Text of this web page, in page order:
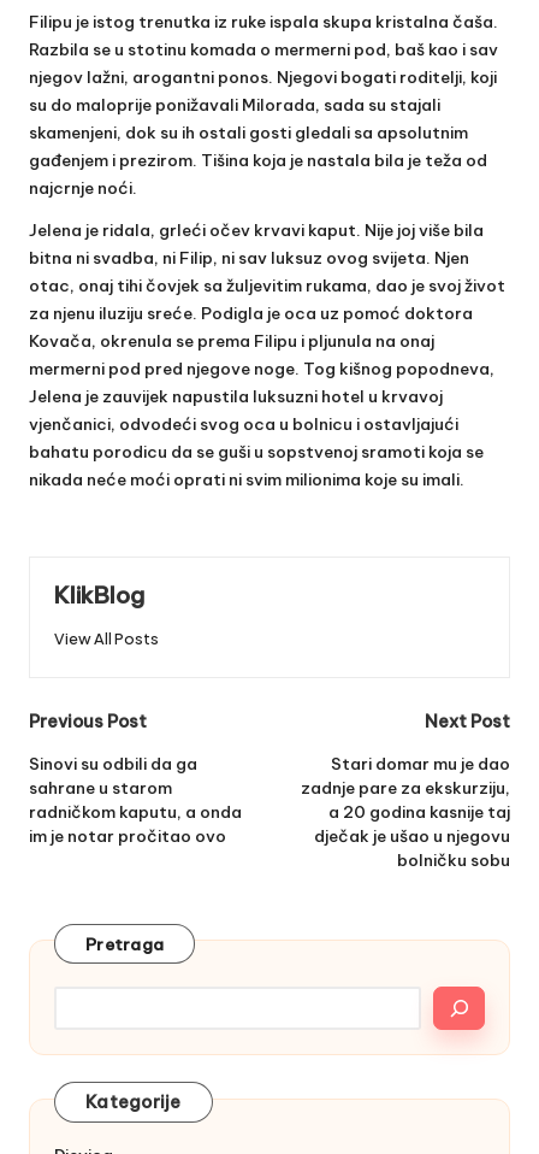
Filipu je istog trenutka iz ruke ispala skupa kristalna čaša.
Razbila se u stotinu komada o mermerni pod, baš kao i sav
njegov lažni, arogantni ponos. Njegovi bogati roditelji, koji
su do maloprije ponižavali Milorada, sada su stajali
skamenjeni, dok su ih ostali gosti gledali sa apsolutnim
gađenjem i prezirom. Tišina koja je nastala bila je teža od
najcrnje noći.
Jelena je ridala, grleći očev krvavi kaput. Nije joj više bila
bitna ni svadba, ni Filip, ni sav luksuz ovog svijeta. Njen
otac, onaj tihi čovjek sa žuljevitim rukama, dao je svoj život
za njenu iluziju sreće. Podigla je oca uz pomoć doktora
Kovača, okrenula se prema Filipu i pljunula na onaj
mermerni pod pred njegove noge. Tog kišnog popodneva,
Jelena je zauvijek napustila luksuzni hotel u krvavoj
vjenčanici, odvodeći svog oca u bolnicu i ostavljajući
bahatu porodicu da se guši u sopstvenoj sramoti koja se
nikada neće moći oprati ni svim milionima koje su imali.
KlikBlog
View All Posts
Post
navigation
Previous Post
Sinovi su odbili da ga
sahrane u starom
radničkom kaputu, a onda
im je notar pročitao ovo
Next Post
Stari domar mu je dao
zadnje pare za ekskurziju,
a 20 godina kasnije taj
dječak je ušao u njegovu
bolničku sobu
Pretraga
Kategorije